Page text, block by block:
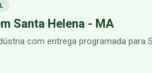
Santa Helena - MA
com entrega programada para